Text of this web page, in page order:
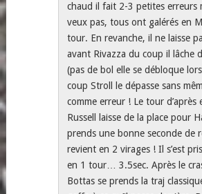
chaud il fait 2-3 petites erreurs
veux pas, tous ont galérés en
tour. En revanche, il ne laisse
avant Rivazza du coup il lâche
(pas de bol elle se débloque
coup Stroll le dépasse sans
comme erreur ! Le tour d’après
Russell laisse de la place pour
prends une bonne seconde de
revient en 2 virages ! Il s’est
en 1 tour… 3.5sec. Après le
Bottas se prends la traj